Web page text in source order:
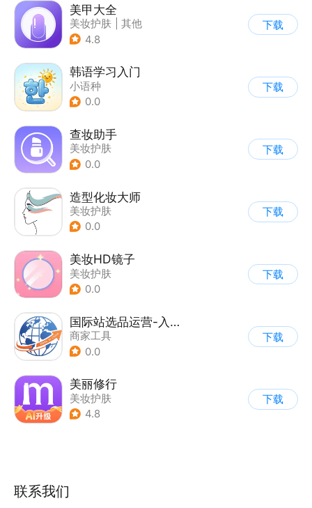
美甲大全
美妆护肤
其他
4.8
下载
韩语学习入门
小语种
0.0
下载
查妆助手
美妆护肤
0.0
下载
造型化妆大师
美妆护肤
0.0
下载
美妆HD镜子
美妆护肤
0.0
下载
国际站选品运营-入门版（免费）
商家工具
0.0
下载
美丽修行
美妆护肤
4.8
下载
联系我们